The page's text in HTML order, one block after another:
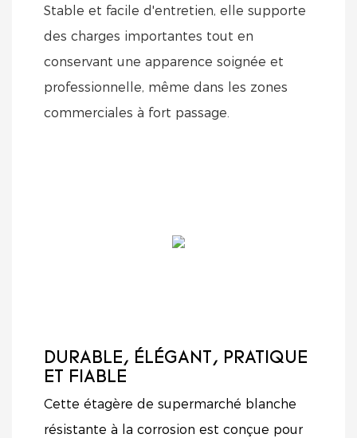
Stable et facile d'entretien, elle supporte
des charges importantes tout en
conservant une apparence soignée et
professionnelle, même dans les zones
commerciales à fort passage.
DURABLE, ÉLÉGANT, PRATIQUE
ET FIABLE
Cette étagère de supermarché blanche
résistante à la corrosion est conçue pour